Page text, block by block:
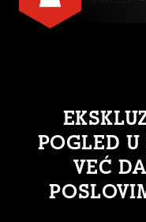
POGLED U
VEĆ